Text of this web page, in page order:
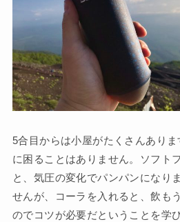
5合目からは小屋がたくさんあり
に困ることはありません。ソフト
と、気圧の変化でパンパンになり
せんが、コーラを入れると、飲も
のでコツが必要だということを学